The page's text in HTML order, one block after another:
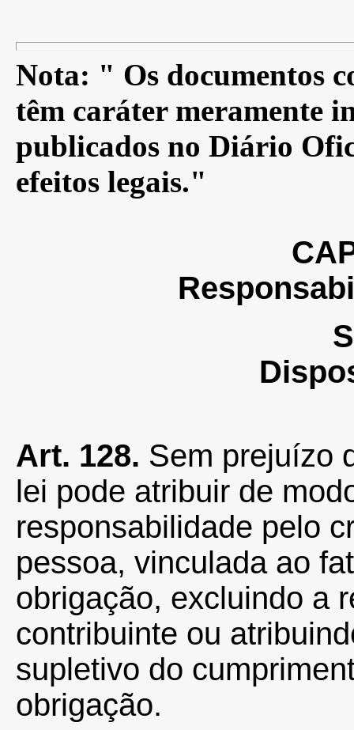
Nota: " Os documentos
têm caráter meramente
publicados no Diário
efeitos legais."
Art. 128. Sem prejuízo
lei pode atribuir de
responsabilidade pelo
pessoa, vinculada ao
obrigação, excluindo a
contribuinte ou
supletivo do
obrigação.